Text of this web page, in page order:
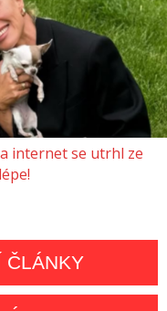
internet se utrhl ze
ČLÁNKY